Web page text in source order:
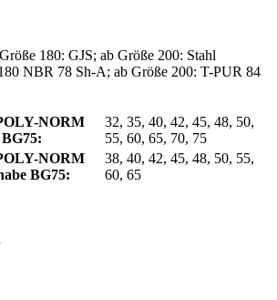
180: GJS; ab Größe 200: Stahl
NBR 78 Sh-A; ab Größe 200: T-PUR 84
NORM
32, 35, 40, 42, 45, 48, 50,
55, 60, 65, 70, 75
NORM
BG75:
38, 40, 42, 45, 48, 50, 55,
60, 65